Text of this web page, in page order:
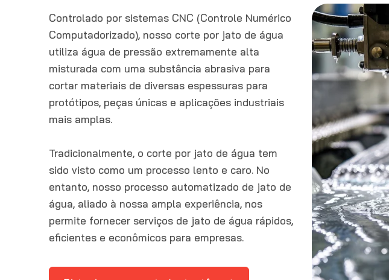
Controlado por sistemas CNC (Controle Numérico
Computadorizado), nosso corte por jato de água
utiliza água de pressão extremamente alta
misturada com uma substância abrasiva para
cortar materiais de diversas espessuras para
protótipos, peças únicas e aplicações industriais
mais amplas.
Tradicionalmente, o corte por jato de água tem
sido visto como um processo lento e caro. No
entanto, nosso processo automatizado de jato de
água, aliado à nossa ampla experiência, nos
permite fornecer serviços de jato de água rápidos,
eficientes e econômicos para empresas.